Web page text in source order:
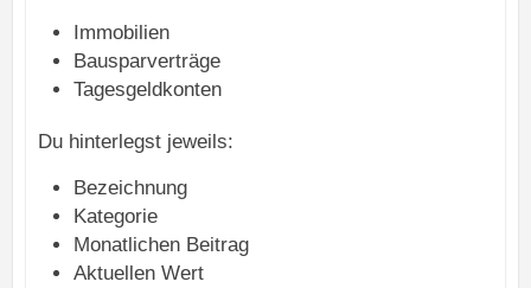
Immobilien
Bausparverträge
Tagesgeldkonten
Du hinterlegst jeweils:
Bezeichnung
Kategorie
Monatlichen Beitrag
Aktuellen Wert